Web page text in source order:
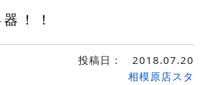
！！
投稿日： 2018.07.20
相模原店スタ